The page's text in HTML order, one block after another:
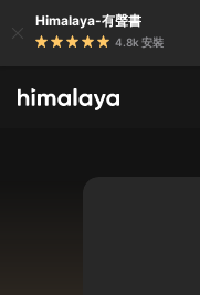
Himalaya-有聲書
4.8k 安裝